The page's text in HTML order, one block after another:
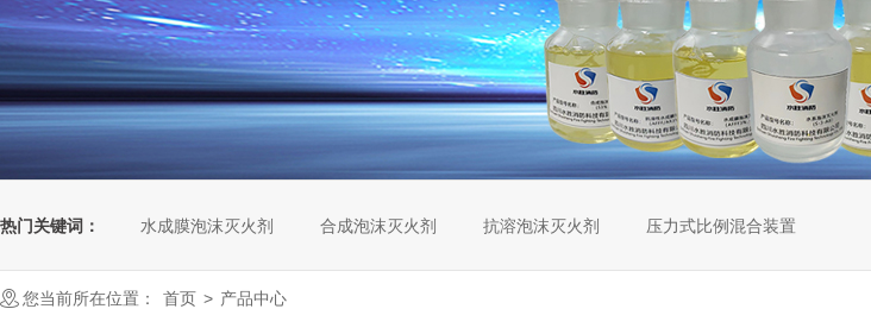
热门关键词： 水成膜泡沫灭火剂 合成泡沫灭火剂 抗溶泡沫灭火剂 压力式比例混合装置
您当前所在位置： 首页 > 产品中心